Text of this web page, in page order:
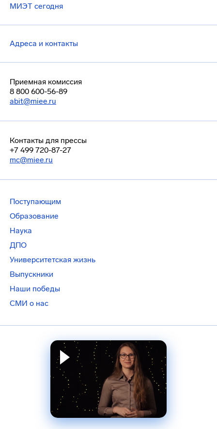
МИЭТ сегодня
Адреса и контакты
Приемная комиссия
8 800 600-56-89
abit@miee.ru
Контакты для прессы
+7 499 720-87-27
mc@miee.ru
Поступающим
Образование
Наука
ДПО
Университетская жизнь
Выпускники
Наши победы
СМИ о нас